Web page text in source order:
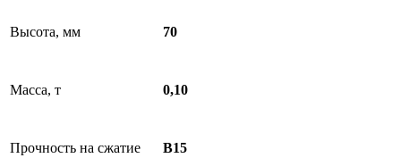
Высота, мм 70
Масса, т 0,10
Прочность на сжатие B15